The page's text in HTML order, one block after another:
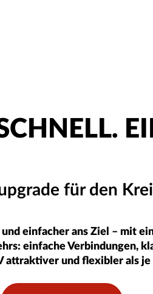
für den
einfacher ans Ziel – mit
einfache Verbindungen,
attraktiver und flexibler als je